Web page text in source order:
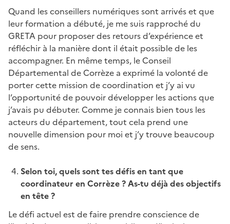
Quand les conseillers numériques sont arrivés et que
leur formation a débuté, je me suis rapproché du
GRETA pour proposer des retours d’expérience et
réfléchir à la manière dont il était possible de les
accompagner. En même temps, le Conseil
Départemental de Corrèze a exprimé la volonté de
porter cette mission de coordination et j’y ai vu
l’opportunité de pouvoir développer les actions que
j’avais pu débuter. Comme je connais bien tous les
acteurs du département, tout cela prend une
nouvelle dimension pour moi et j’y trouve beaucoup
de sens.
Selon toi, quels sont tes défis en tant que
coordinateur en Corrèze ? As-tu déjà des objectifs
en tête ?
Le défi actuel est de faire prendre conscience de